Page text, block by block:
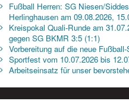
Fußball Herren: SG Niesen/
Herlinghausen am 09.08.2026,
Kreispokal Quali-Runde am
gegen SG BKMR 3:5 (1:1)
Vorbereitung auf die neue
Sportfest vom 10.07.2026 bis
Arbeitseinsatz für unser